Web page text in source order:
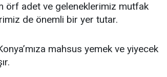
örf adet ve geleneklerimiz mutfak
de önemli bir yer tutar.
mahsus yemek ve yiyecek